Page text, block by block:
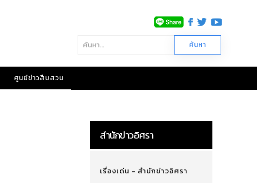
ศูนย์ข่าวสืบสวน
สำนักข่าวอิศรา
เรื่องเด่น - สำนักข่าวอิศรา